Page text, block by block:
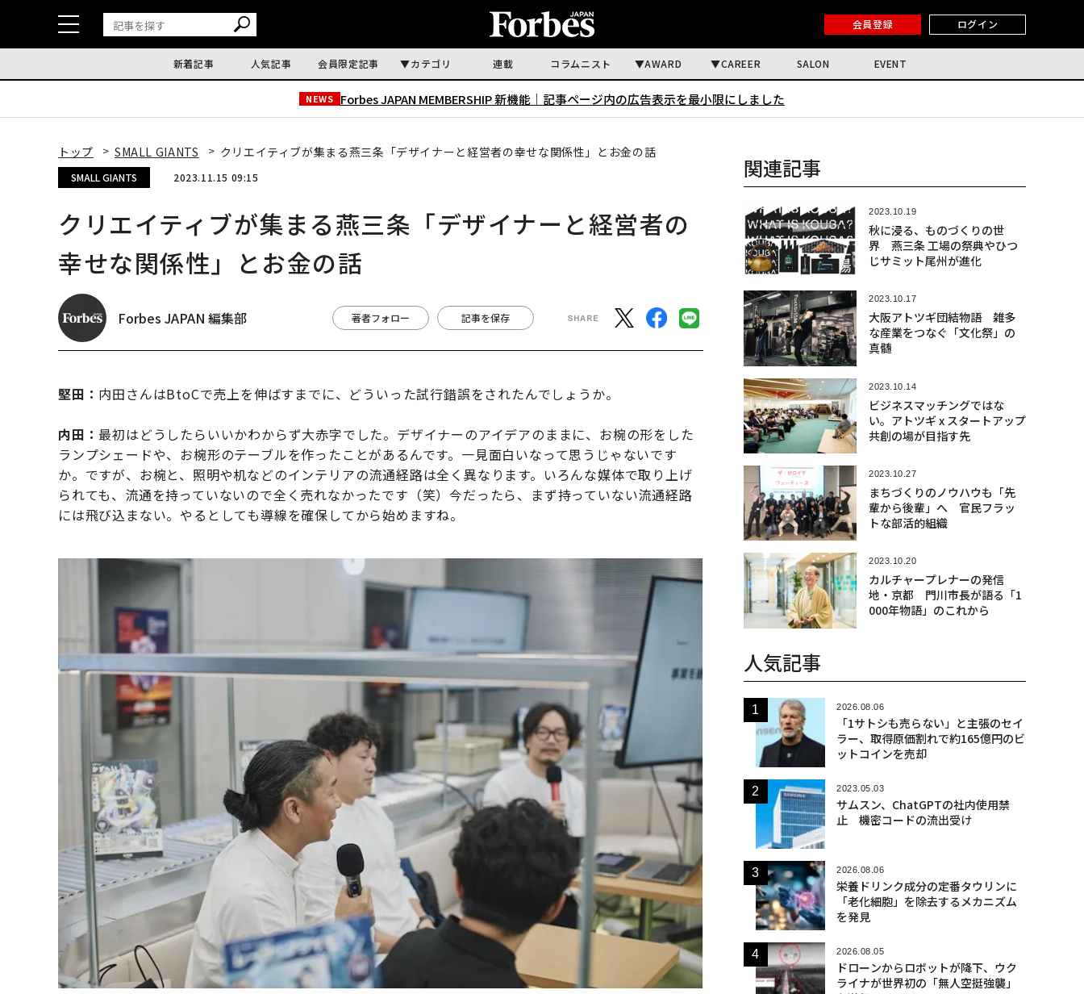
会員登録 ログイン
新着記事 人気記事 会員限定記事 カテゴリ 連載 コラムニスト AWARD CAREER SALON EVENT
NEWS Forbes JAPAN MEMBERSHIP 新機能｜ 記事ページ内の広告表示を最小限にしました
トップ SMALL GIANTS クリエイティブが集まる燕三条「デザイナーと経営者の幸せな関係性」とお金の話
SMALL GIANTS 2023.11.15 09:15
クリエイティブが集まる燕三条「デザイナーと経営者の
幸せな関係性」とお金の話
Forbes JAPAN 編集部 著者フォロー 記事を保存
堅田： 内田さんはBtoCで売上を伸ばすまでに、どういった試行錯誤をされたんでしょうか。
内田：最初はどうしたらいいかわからず大赤字でした。デザイナーのアイデアのままに、お椀の形をした
ランプシェードや、お椀形のテーブルを作ったことがあるんです。一見面白いなって思うじゃないです
か。ですが、お椀と、照明や机などのインテリアの流通経路は全く異なります。いろんな媒体で取り上げ
られても、流通を持っていないので全く売れなかったです（笑）今だったら、まず持っていない流通経路
には飛び込まない。やるとしても導線を確保してから始めますね。
関連記事
2023.10.19
秋に浸る、ものづくりの世
界 燕三条 工場の祭典やひつ
じサミット尾州が進化
2023.10.17
大阪アトツギ団結物語 雑多
な産業をつなぐ「文化祭」の
真髄
2023.10.14
ビジネスマッチングではな
い。アトツギ x スタートアップ
共創の場が目指す先
2023.10.27
まちづくりのノウハウも「先
輩から後輩」へ 官民フラッ
トな部活的組織
2023.10.20
カルチャープレナーの発信
地・京都 門川市長が語る「1
000年物語」のこれから
人気記事
2026.08.06
「1サトシも売らない」と主張のセイ
ラー、取得原価割れで約165億円のビ
ットコインを売却
2023.05.03
サムスン、ChatGPTの社内使用禁
止 機密コードの流出受け
2026.08.06
栄養ドリンク成分の定番タウリンに
「老化細胞」を除去するメカニズム
を発見
2026.08.05
ドローンからロボットが降下、ウク
ライナが世界初の「無人空挺強襲」